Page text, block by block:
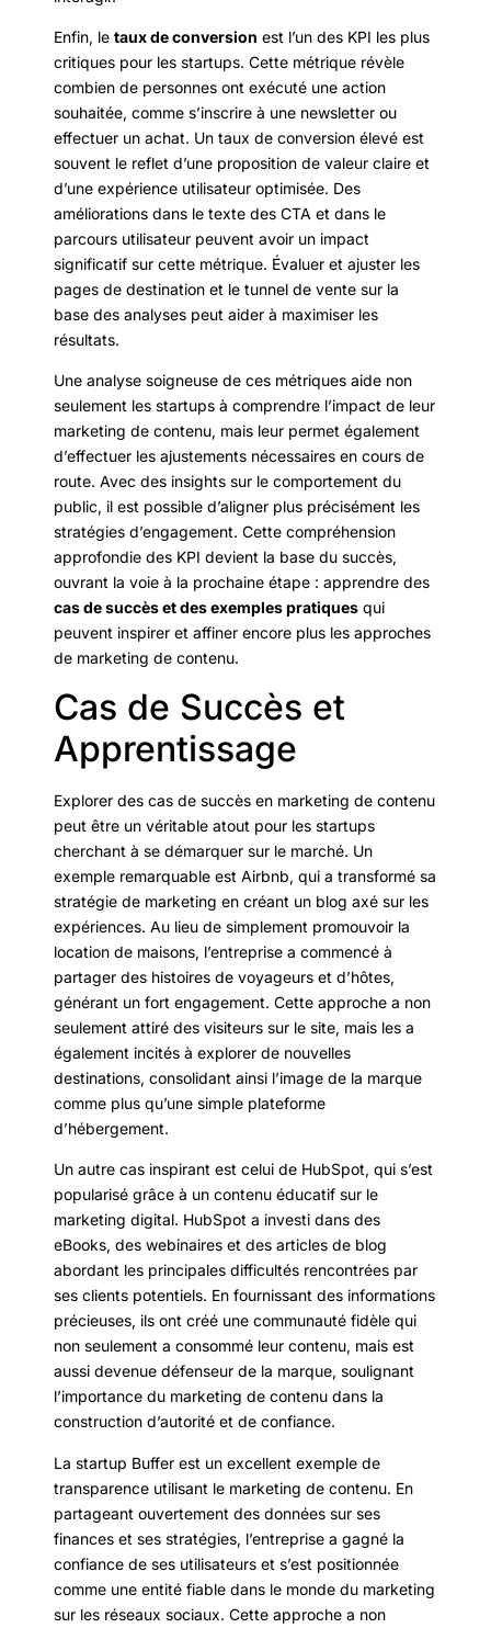
Enfin, le taux de conversion est l’un des KPI les plus
critiques pour les startups. Cette métrique révèle
combien de personnes ont exécuté une action
souhaitée, comme s’inscrire à une newsletter ou
effectuer un achat. Un taux de conversion élevé est
souvent le reflet d’une proposition de valeur claire et
d’une expérience utilisateur optimisée. Des
améliorations dans le texte des CTA et dans le
parcours utilisateur peuvent avoir un impact
significatif sur cette métrique. Évaluer et ajuster les
pages de destination et le tunnel de vente sur la
base des analyses peut aider à maximiser les
résultats.
Une analyse soigneuse de ces métriques aide non
seulement les startups à comprendre l’impact de leur
marketing de contenu, mais leur permet également
d’effectuer les ajustements nécessaires en cours de
route. Avec des insights sur le comportement du
public, il est possible d’aligner plus précisément les
stratégies d’engagement. Cette compréhension
approfondie des KPI devient la base du succès,
ouvrant la voie à la prochaine étape : apprendre des
cas de succès et des exemples pratiques qui
peuvent inspirer et affiner encore plus les approches
de marketing de contenu.
Cas de Succès et
Apprentissage
Explorer des cas de succès en marketing de contenu
peut être un véritable atout pour les startups
cherchant à se démarquer sur le marché. Un
exemple remarquable est Airbnb, qui a transformé sa
stratégie de marketing en créant un blog axé sur les
expériences. Au lieu de simplement promouvoir la
location de maisons, l’entreprise a commencé à
partager des histoires de voyageurs et d’hôtes,
générant un fort engagement. Cette approche a non
seulement attiré des visiteurs sur le site, mais les a
également incités à explorer de nouvelles
destinations, consolidant ainsi l’image de la marque
comme plus qu’une simple plateforme
d’hébergement.
Un autre cas inspirant est celui de HubSpot, qui s’est
popularisé grâce à un contenu éducatif sur le
marketing digital. HubSpot a investi dans des
eBooks, des webinaires et des articles de blog
abordant les principales difficultés rencontrées par
ses clients potentiels. En fournissant des informations
précieuses, ils ont créé une communauté fidèle qui
non seulement a consommé leur contenu, mais est
aussi devenue défenseur de la marque, soulignant
l’importance du marketing de contenu dans la
construction d’autorité et de confiance.
La startup Buffer est un excellent exemple de
transparence utilisant le marketing de contenu. En
partageant ouvertement des données sur ses
finances et ses stratégies, l’entreprise a gagné la
confiance de ses utilisateurs et s’est positionnée
comme une entité fiable dans le monde du marketing
sur les réseaux sociaux. Cette approche a non